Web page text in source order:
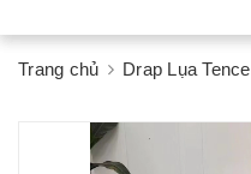
Trang chủ Drap Lụa Tencel